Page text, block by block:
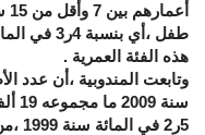
طفل ،أي
هذه الفئة العمرية .
وتابعت المندوبية ،أن عدد
5ر2